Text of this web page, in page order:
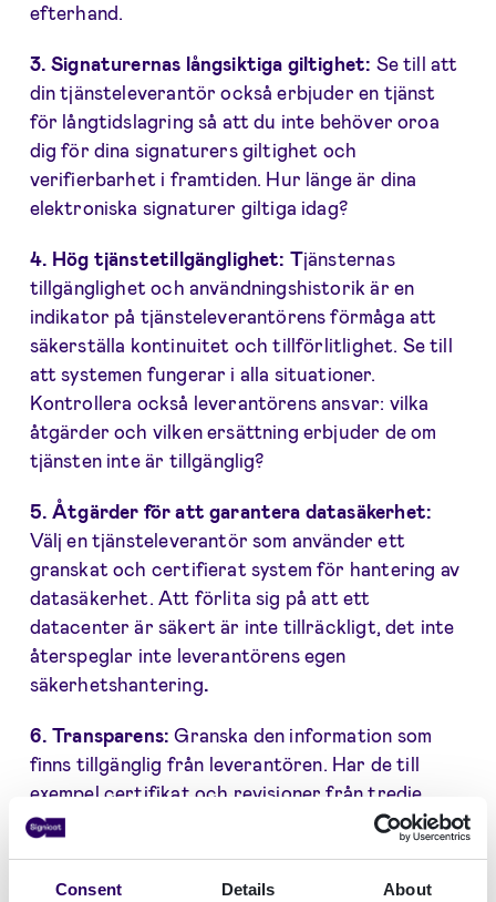
Consent Details About
efterhand.
3. Signaturernas långsiktiga giltighet: Se till att
din tjänsteleverantör också erbjuder en tjänst
för långtidslagring så att du inte behöver oroa
dig för dina signaturers giltighet och
verifierbarhet i framtiden. Hur länge är dina
elektroniska signaturer giltiga idag?
4. Hög tjänstetillgänglighet: Tjänsternas
tillgänglighet och användningshistorik är en
indikator på tjänsteleverantörens förmåga att
säkerställa kontinuitet och tillförlitlighet. Se till
att systemen fungerar i alla situationer.
Kontrollera också leverantörens ansvar: vilka
åtgärder och vilken ersättning erbjuder de om
tjänsten inte är tillgänglig?
5. Åtgärder för att garantera datasäkerhet:
Välj en tjänsteleverantör som använder ett
granskat och certifierat system för hantering av
datasäkerhet. Att förlita sig på att ett
datacenter är säkert är inte tillräckligt, det inte
återspeglar inte leverantörens egen
säkerhetshantering.
6. Transparens:Granska den information som
finns tillgänglig från leverantören. Har de till
exempel certifikat och revisioner från tredje
part